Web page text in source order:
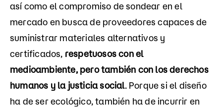
así como el compromiso de sondear en el
mercado en busca de proveedores capaces de
suministrar materiales alternativos y
certificados, respetuosos con el
medioambiente, pero también con los derechos
humanos y la justicia social. Porque si el diseño
ha de ser ecológico, también ha de incurrir en